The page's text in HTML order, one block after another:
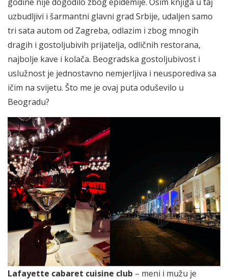
uzbudljivi i šarmantni glavni grad Srbije, udaljen samo
tri sata autom od Zagreba, odlazim i zbog mnogih
dragih i gostoljubivih prijatelja, odličnih restorana,
najbolje kave i kolača. Beogradska gostoljubivost i
uslužnost je jednostavno nemjerljiva i neusporediva sa
ičim na svijetu. Što me je ovaj puta oduševilo u
Beogradu?
Lafayette cabaret cuisine club – meni i mužu je